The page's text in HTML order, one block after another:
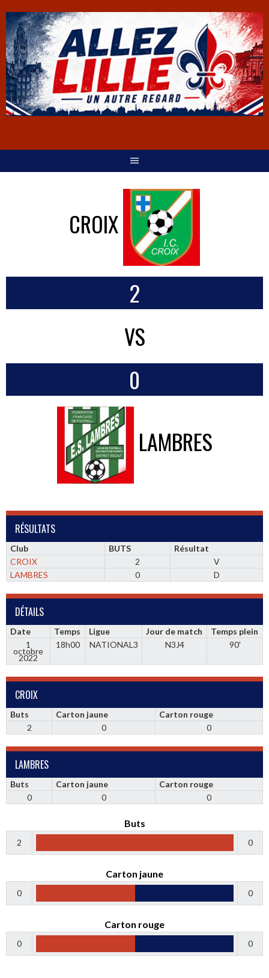
CROIX
2
VS
0
LAMBRES
RÉSULTATS
Club BUTS
Résultat
CROIX
2
V
LAMBRES
0 D
DÉTAILS
Date Temps Ligue Jour de match
Temps plein
1
octobre
2022
18h00 NATIONAL3 N3J4 90'
CROIX
Buts Carton jaune
Carton rouge
2
0 0
LAMBRES
Buts Carton jaune
Carton rouge
0
0 0
Buts
2 0
Carton jaune
0 0
Carton rouge
0 0